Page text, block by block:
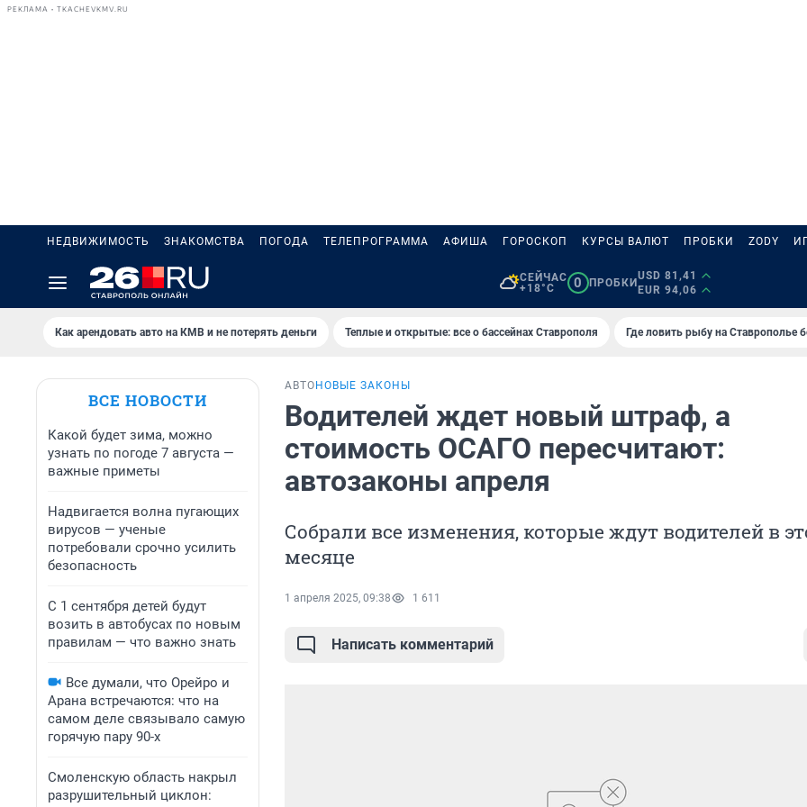
РЕКЛАМА • TKACHEVKMV.RU
НЕДВИЖИМОСТЬ ЗНАКОМСТВА ПОГОДА ТЕЛЕПРОГРАММА АФИША ГОРОСКОП КУРСЫ ВАЛЮТ ПРОБКИ ZODY
СЕЙЧАС
+18°C
0 ПРОБКИ
USD 81,41
EUR 94,06
Как арендовать авто на КМВ и не потерять деньги Теплые и открытые: все о бассейнах Ставрополя Где ловить рыбу на Ставрополье
ВСЕ НОВОСТИ
Какой будет зима, можно
узнать по погоде 7 августа —
важные приметы
Надвигается волна пугающих
вирусов — ученые
потребовали срочно усилить
безопасность
С 1 сентября детей будут
возить в автобусах по новым
правилам — что важно знать
Все думали, что Орейро и
Арана встречаются: что на
самом деле связывало самую
горячую пару 90-х
Смоленскую область накрыл
разрушительный циклон:
АВТО НОВЫЕ ЗАКОНЫ
Водителей ждет новый штраф, а
стоимость ОСАГО пересчитают:
автозаконы апреля
Собрали все изменения, которые ждут водителей в
месяце
1 апреля 2025, 09:38 1 611
Написать комментарий